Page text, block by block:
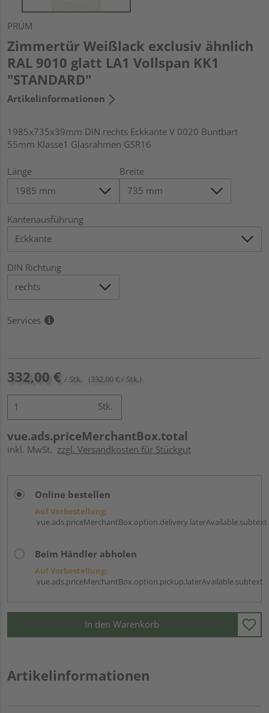
PRÜM
Zimmertür Weißlack exclusiv ähnlich
RAL 9010 glatt LA1 Vollspan KK1
"STANDARD"
Artikelinformationen
1985x735x39mm DIN rechts Eckkante V 0020 Buntbart
55mm Klasse1 Glasrahmen GSR16
Länge Breite
Kantenausführung
DIN Richtung
Services
332,00 € / Stk. (332,00 € / Stk.)
Stk.
vue.ads.priceMerchantBox.total
inkl. MwSt. zzgl. Versandkosten für Stückgut
Online bestellen
Auf Vorbestellung:
vue.ads.priceMerchantBox.option.delivery.laterAvailable.subtext
Beim Händler abholen
Auf Vorbestellung:
vue.ads.priceMerchantBox.option.pickup.laterAvailable.subtext
In den Warenkorb
Artikelinformationen